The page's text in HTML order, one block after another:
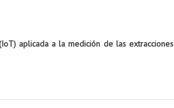
aplicada a la medición de las extracciones